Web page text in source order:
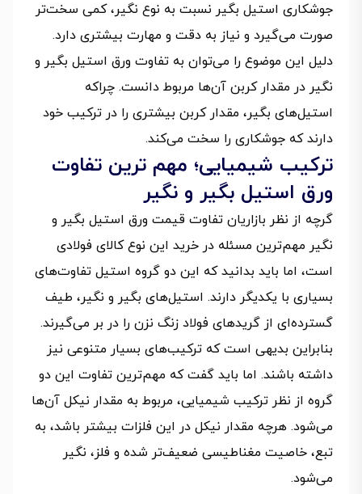
جوشکاری استیل بگیر نسبت به نوع نگیر، کمی سخت‌تر
صورت می‌گیرد و نیاز به دقت و مهارت بیشتری دارد.
دلیل این موضوع را می‌توان به تفاوت ورق استیل بگیر و
نگیر در مقدار کربن آن‌ها مربوط دانست. چراکه
استیل‌های بگیر، مقدار کربن بیشتری را در ترکیب خود
دارند که جوشکاری را سخت می‌کند.
ترکیب شیمیایی؛ مهم ترین تفاوت
ورق استیل بگیر و نگیر
گرچه از نظر بازاریان تفاوت قیمت ورق استیل بگیر و
نگیر مهم‌ترین مسئله در خرید این نوع کالای فولادی
است، اما باید بدانید که این دو گروه استیل تفاوت‌های
بسیاری با یکدیگر دارند. استیل‌های بگیر و نگیر، طیف
گسترده‌ای از گریدهای فولاد زنگ نزن را در بر می‌گیرند.
بنابراین بدیهی است که ترکیب‌های بسیار متنوعی نیز
داشته باشند. اما باید گفت که مهم‌ترین تفاوت این دو
گروه از نظر ترکیب شیمیایی، مربوط به مقدار نیکل آن‌ها
می‌شود. هرچه مقدار نیکل در این فلزات بیشتر باشد، به
تبع، خاصیت مغناطیسی ضعیف‌تر شده و فلز، نگیر
می‌شود.